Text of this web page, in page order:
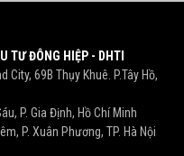
TƯ ĐÔNG HIỆP - DHTI
69B Thụy Khuê. P.Tây Hồ,
P. Gia Định, Hồ Chí Minh
P. Xuân Phương, TP. Hà Nội